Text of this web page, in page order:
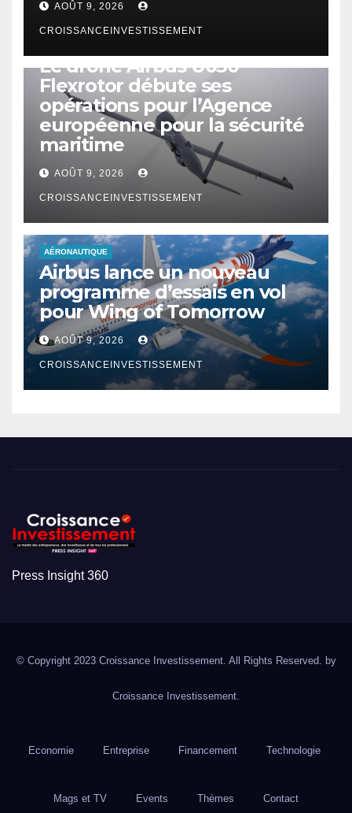
AOÛT 9, 2026
CROISSANCEINVESTISSEMENT
Le drone Airbus U030
Flexrotor débute ses
opérations pour l’Agence
européenne pour la sécurité
maritime
AOÛT 9, 2026
CROISSANCEINVESTISSEMENT
AÉRONAUTIQUE
Airbus lance un nouveau
programme d’essais en vol
pour Wing of Tomorrow
AOÛT 9, 2026
CROISSANCEINVESTISSEMENT
Press Insight 360
© Copyright 2023 Croissance Investissement. All Rights Reserved. by
Croissance Investissement.
Economie Entreprise Financement Technologie
Mags et TV Events Thèmes Contact